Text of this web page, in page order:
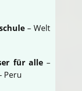
– Welt
für alle–
Peru